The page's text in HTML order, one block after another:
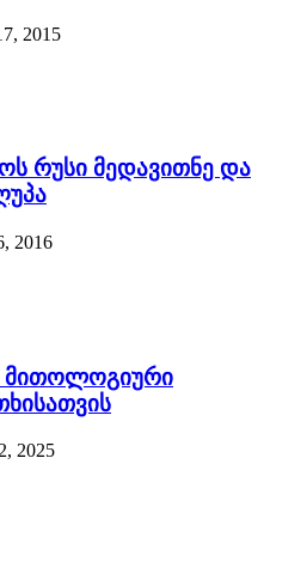
2015
რუსი მედავითნე და
2016
მითოლოგიური
2025